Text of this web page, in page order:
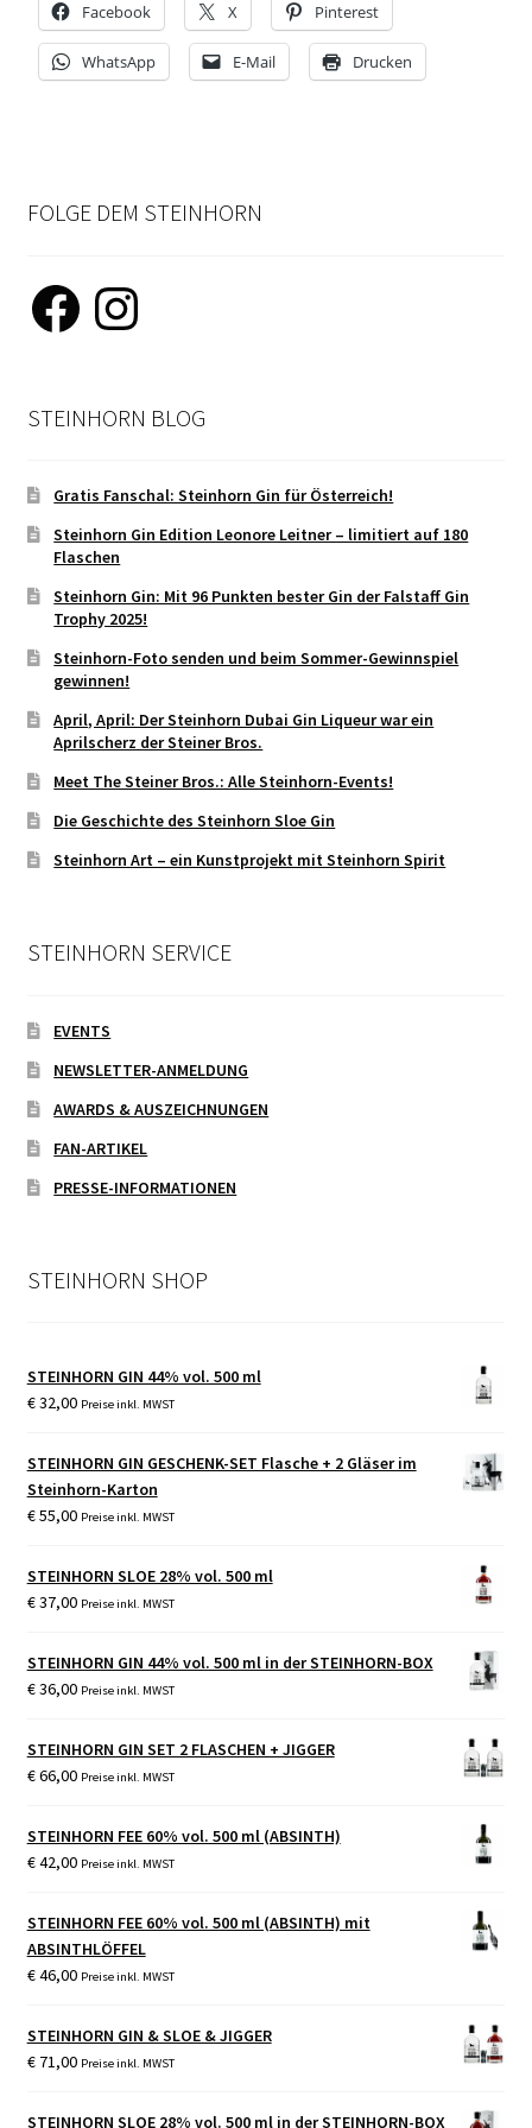
NEWSLETTER-ANMELDUNG
Facebook X Pinterest
WhatsApp E-Mail Drucken
FOLGE DEM STEINHORN
Facebook Instagram
STEINHORN BLOG
Gratis Fanschal: Steinhorn Gin für Österreich!
Steinhorn Gin Edition Leonore Leitner – limitiert auf 180
Flaschen
Steinhorn Gin: Mit 96 Punkten bester Gin der Falstaff Gin
Trophy 2025!
Steinhorn-Foto senden und beim Sommer-Gewinnspiel
gewinnen!
April, April: Der Steinhorn Dubai Gin Liqueur war ein
Aprilscherz der Steiner Bros.
Meet The Steiner Bros.: Alle Steinhorn-Events!
Die Geschichte des Steinhorn Sloe Gin
Steinhorn Art – ein Kunstprojekt mit Steinhorn Spirit
STEINHORN SERVICE
EVENTS
NEWSLETTER-ANMELDUNG
AWARDS & AUSZEICHNUNGEN
FAN-ARTIKEL
PRESSE-INFORMATIONEN
STEINHORN SHOP
STEINHORN GIN 44% vol. 500 ml
€32,00 Preise inkl. MWST
STEINHORN GIN GESCHENK-SET Flasche + 2 Gläser im
Steinhorn-Karton
€55,00 Preise inkl. MWST
STEINHORN SLOE 28% vol. 500 ml
€37,00 Preise inkl. MWST
STEINHORN GIN 44% vol. 500 ml in der STEINHORN-BOX
€36,00 Preise inkl. MWST
STEINHORN GIN SET 2 FLASCHEN + JIGGER
€66,00 Preise inkl. MWST
STEINHORN FEE 60% vol. 500 ml (ABSINTH)
€42,00 Preise inkl. MWST
STEINHORN FEE 60% vol. 500 ml (ABSINTH) mit
ABSINTHLÖFFEL
€46,00 Preise inkl. MWST
STEINHORN GIN & SLOE & JIGGER
€71,00 Preise inkl. MWST
STEINHORN SLOE 28% vol. 500 ml in der STEINHORN-BOX